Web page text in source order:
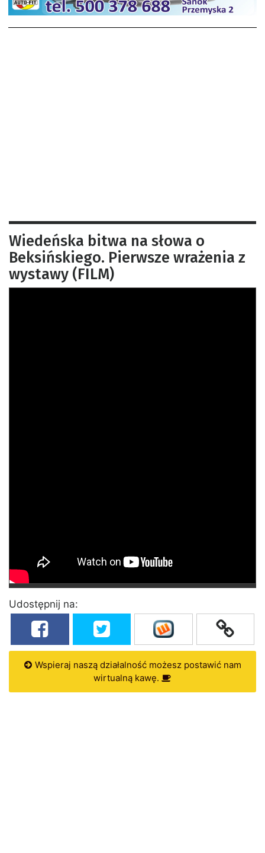
Wiedeńska bitwa na słowa o
Beksińskiego. Pierwsze wrażenia z
wystawy (FILM)
Udostępnij na:
Wspieraj naszą działalność możesz postawić nam
wirtualną kawę.